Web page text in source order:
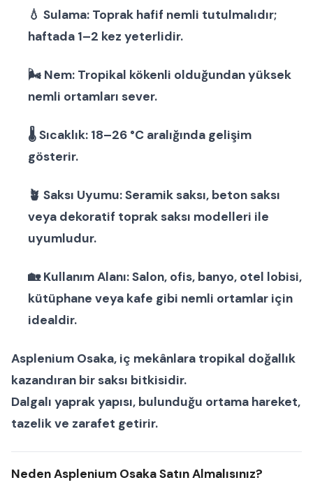
💧 Sulama: Toprak hafif nemli tutulmalıdır;
haftada 1–2 kez yeterlidir.
🌬 Nem: Tropikal kökenli olduğundan yüksek
nemli ortamları sever.
🌡Sıcaklık: 18–26 °C aralığında gelişim
gösterir.
🪴 Saksı Uyumu:Seramik saksı, beton saksı
veya dekoratif toprak saksı modelleri ile
uyumludur.
🏡Kullanım Alanı:Salon, ofis, banyo, otel lobisi,
kütüphane veya kafe gibi nemli ortamlar için
idealdir.
Asplenium Osaka, iç mekânlara tropikal doğallık
kazandıran birsaksı bitkisidir.
Dalgalı yaprak yapısı, bulunduğu ortama hareket,
tazelik ve zarafet getirir.
Neden Asplenium Osaka Satın Almalısınız?